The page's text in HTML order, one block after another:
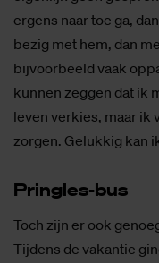
ergens naar toe ga,
bezig met hem, dan
bijvoorbeeld vaak
kunnen zeggen dat ik
leven verkies, maar ik
zorgen. Gelukkig kan
Pring­les-bus
Toch zijn er ook
Tijdens de vakantie